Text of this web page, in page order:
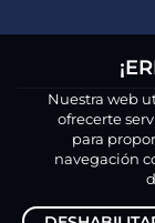
Nuestra web
ofrecerte
para
navegación